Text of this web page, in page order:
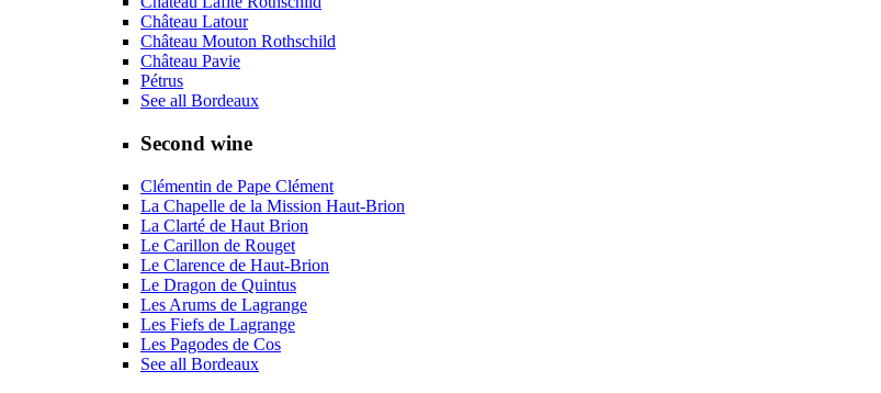
Château Latour
Château Mouton Rothschild
Château Pavie
Pétrus
See all Bordeaux
Second wine
Clémentin de Pape Clément
La Chapelle de la Mission Haut-Brion
La Clarté de Haut Brion
Le Carillon de Rouget
Le Clarence de Haut-Brion
Le Dragon de Quintus
Les Arums de Lagrange
Les Fiefs de Lagrange
Les Pagodes de Cos
See all Bordeaux